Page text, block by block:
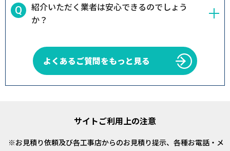
紹介いただく業者は安心できるのでしょう
か？
よくあるご質問をもっと見る
サイトご利用上の注意
お見積り依頼及び各工事店からのお見積り提示、各種お電話・メ